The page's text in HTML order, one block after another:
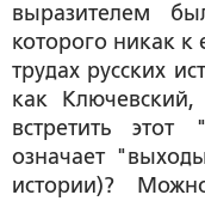
выразителем
которого никак
трудах русских
как
встретить
означает
истории)?